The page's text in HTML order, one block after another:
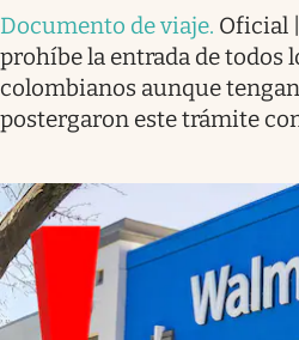
Documento de viaje. Oficial
prohíbe la entrada de todos
colombianos aunque
postergaron este trámite